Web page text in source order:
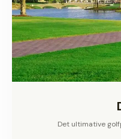
Det ultimative